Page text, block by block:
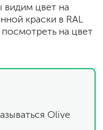
видим цвет на
краски в RAL
на цвет
Olive